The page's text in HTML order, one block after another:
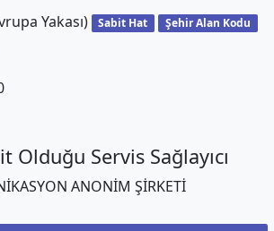
Yakası) Sabit Hat Şehir Alan Kodu
Olduğu Servis Sağlayıcı
ANONİM ŞİRKETİ